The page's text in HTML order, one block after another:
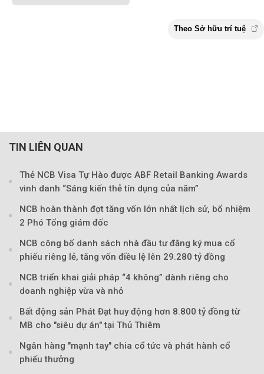
Theo Sở hữu trí
TIN LIÊN QUAN
Thẻ NCB Visa Tự Hào được ABF Retail Banking Awards
vinh danh “Sáng kiến thẻ tín dụng của năm”
NCB hoàn thành đợt tăng vốn lớn nhất lịch sử, bổ nhiệm
2 Phó Tổng giám đốc
NCB công bố danh sách nhà đầu tư đăng ký mua cổ
phiếu riêng lẻ, tăng vốn điều lệ lên 29.280 tỷ đồng
NCB triển khai giải pháp “4 không” dành riêng cho
doanh nghiệp vừa và nhỏ
Bất động sản Phát Đạt huy động hơn 8.800 tỷ đồng từ
MB cho "siêu dự án" tại Thủ Thiêm
Ngân hàng "mạnh tay" chia cổ tức và phát hành cổ
phiếu thưởng